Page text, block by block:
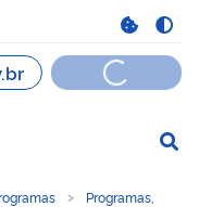
Programas,